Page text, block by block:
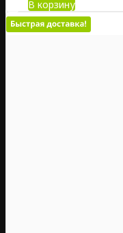
В корзину